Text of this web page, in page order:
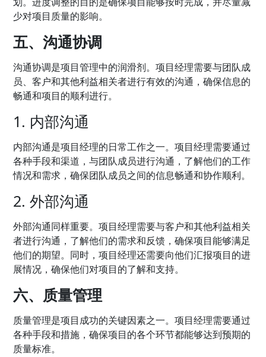
少对项目质量的影响。
五、沟通协调
沟通协调是项目管理中的润滑剂。项目经理需要与团队成
员、客户和其他利益相关者进行有效的沟通，确保信息的
畅通和项目的顺利进行。
1. 内部沟通
内部沟通是项目经理的日常工作之一。项目经理需要通过
各种手段和渠道，与团队成员进行沟通，了解他们的工作
情况和需求，确保团队成员之间的信息畅通和协作顺利。
2. 外部沟通
外部沟通同样重要。项目经理需要与客户和其他利益相关
者进行沟通，了解他们的需求和反馈，确保项目能够满足
他们的期望。同时，项目经理还需要向他们汇报项目的进
展情况，确保他们对项目的了解和支持。
六、质量管理
质量管理是项目成功的关键因素之一。项目经理需要通过
各种手段和措施，确保项目的各个环节都能够达到预期的
质量标准。